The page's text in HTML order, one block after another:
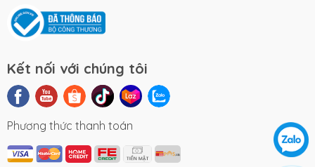
Kết nối với chúng tôi
Phương thức thanh toán